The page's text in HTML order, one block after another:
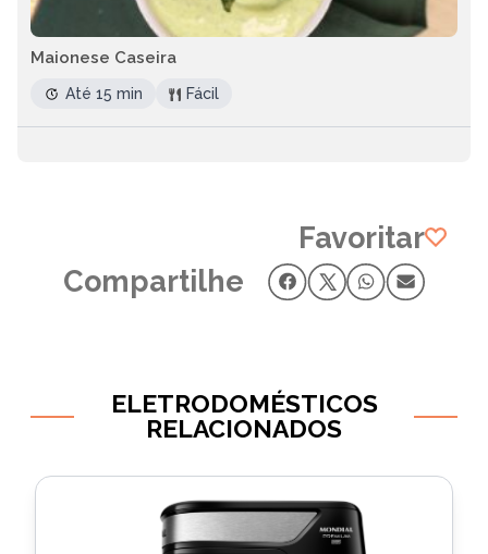
Maionese Caseira
Até 15 min Fácil
Favoritar
Compartilhe
ELETRODOMÉSTICOS
RELACIONADOS